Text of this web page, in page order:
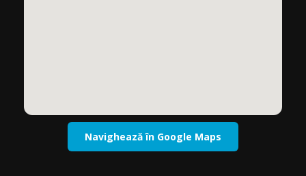
Navighează în Google Maps